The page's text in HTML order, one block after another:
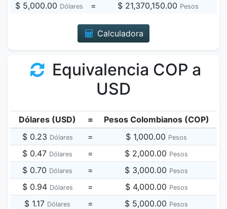
$ 5,000.00 Dólares = $ 21,370,150.00 Pesos
Calculadora
Equivalencia COP a
USD
Dólares (USD) =
Pesos Colombianos (COP)
$ 0.23 Dólares = $ 1,000.00 Pesos
$ 0.47 Dólares = $ 2,000.00 Pesos
$ 0.70 Dólares = $ 3,000.00 Pesos
$ 0.94 Dólares = $ 4,000.00 Pesos
$ 1.17 Dólares = $ 5,000.00 Pesos